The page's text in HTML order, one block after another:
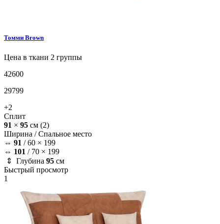
Томми Brown
Цена в ткани 2 группы
42600
29799
+2
Сплит
91 × 95 см (2)
Ширина /Спальное место
⇔ 91 /60 × 199
⇔ 101 / 70 × 199
⇕ Глубина 95 см
Быстрый просмотр
1